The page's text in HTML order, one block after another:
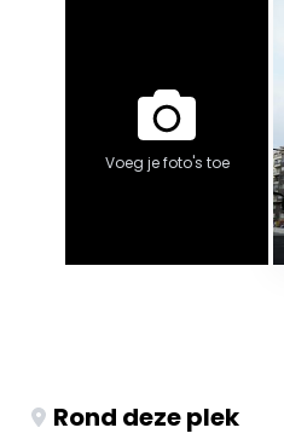
Voeg je foto's toe
Rond deze plek